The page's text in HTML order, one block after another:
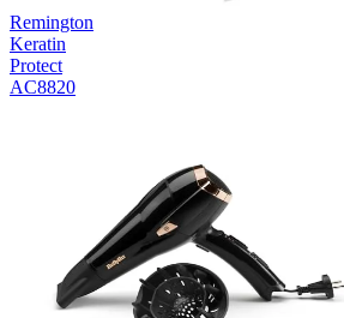
Remington
Keratin
Protect
AC8820